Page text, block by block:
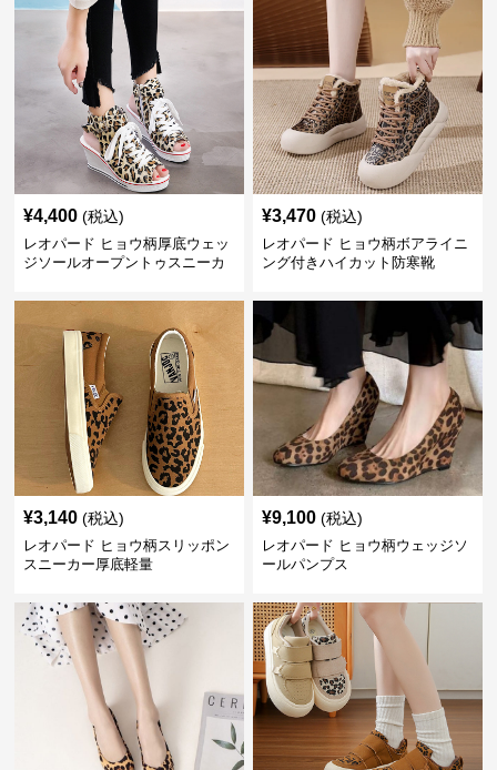
¥4,400 (税込)
レオパード ヒョウ柄厚底ウェッ
ジソールオープントゥスニーカ
¥3,470 (税込)
レオパード ヒョウ柄ボアライニ
ング付きハイカット防寒靴
¥3,140 (税込)
レオパード ヒョウ柄スリッポン
スニーカー厚底軽量
¥9,100 (税込)
レオパード ヒョウ柄ウェッジソ
ールパンプス